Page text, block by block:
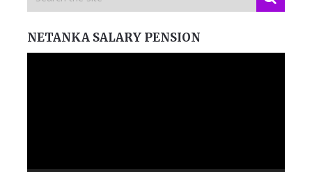
NETANKA SALARY PENSION